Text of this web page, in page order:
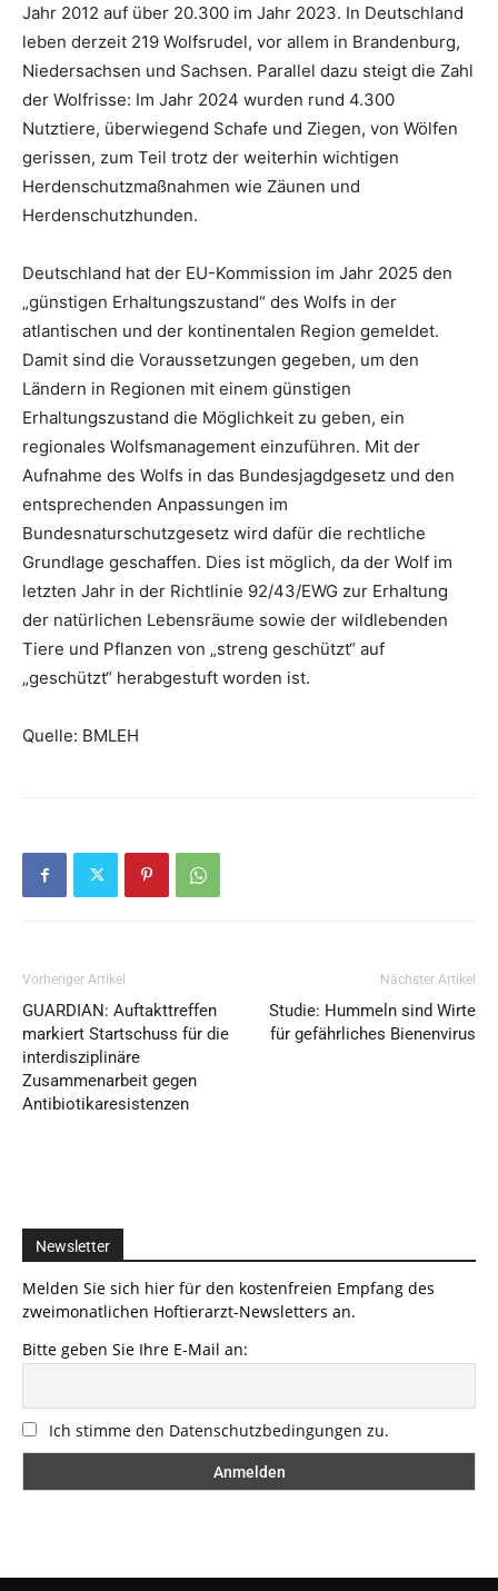
Jahr 2012 auf über 20.300 im Jahr 2023. In Deutschland
leben derzeit 219 Wolfsrudel, vor allem in Brandenburg,
Niedersachsen und Sachsen. Parallel dazu steigt die Zahl
der Wolfrisse: Im Jahr 2024 wurden rund 4.300
Nutztiere, überwiegend Schafe und Ziegen, von Wölfen
gerissen, zum Teil trotz der weiterhin wichtigen
Herdenschutzmaßnahmen wie Zäunen und
Herdenschutzhunden.
Deutschland hat der EU-Kommission im Jahr 2025 den
„günstigen Erhaltungszustand“ des Wolfs in der
atlantischen und der kontinentalen Region gemeldet.
Damit sind die Voraussetzungen gegeben, um den
Ländern in Regionen mit einem günstigen
Erhaltungszustand die Möglichkeit zu geben, ein
regionales Wolfsmanagement einzuführen. Mit der
Aufnahme des Wolfs in das Bundesjagdgesetz und den
entsprechenden Anpassungen im
Bundesnaturschutzgesetz wird dafür die rechtliche
Grundlage geschaffen. Dies ist möglich, da der Wolf im
letzten Jahr in der Richtlinie 92/43/EWG zur Erhaltung
der natürlichen Lebensräume sowie der wildlebenden
Tiere und Pflanzen von „streng geschützt“ auf
„geschützt“ herabgestuft worden ist.
Quelle: BMLEH
Vorheriger Artikel
GUARDIAN: Auftakttreffen
markiert Startschuss für die
interdisziplinäre
Zusammenarbeit gegen
Antibiotikaresistenzen
Nächster Artikel
Studie: Hummeln sind Wirte
für gefährliches Bienenvirus
Newsletter
Melden Sie sich hier für den kostenfreien Empfang des
zweimonatlichen Hoftierarzt-Newsletters an.
Bitte geben Sie Ihre E-Mail an:
Ich stimme den Datenschutzbedingungen zu.